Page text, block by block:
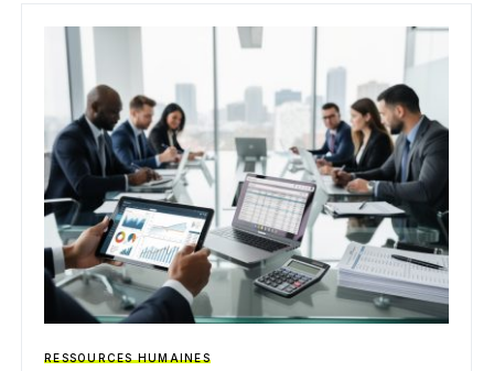
RESSOURCES HUMAINES